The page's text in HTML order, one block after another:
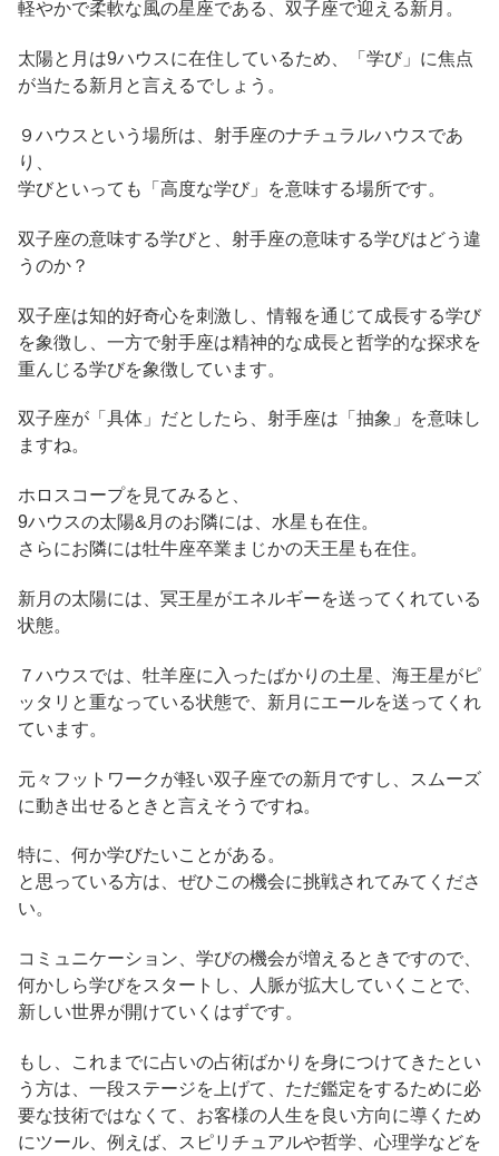
軽やかで柔軟な風の星座である、双子座で迎える新月。
太陽と月は9ハウスに在住しているため、「学び」に焦点
が当たる新月と言えるでしょう。
９ハウスという場所は、射手座のナチュラルハウスであ
り、
学びといっても「高度な学び」を意味する場所です。
双子座の意味する学びと、射手座の意味する学びはどう違
うのか？
双子座は知的好奇心を刺激し、情報を通じて成長する学び
を象徴し、一方で射手座は精神的な成長と哲学的な探求を
重んじる学びを象徴しています。
双子座が「具体」だとしたら、射手座は「抽象」を意味し
ますね。
ホロスコープを見てみると、
9ハウスの太陽&月のお隣には、水星も在住。
さらにお隣には牡牛座卒業まじかの天王星も在住。
新月の太陽には、冥王星がエネルギーを送ってくれている
状態。
７ハウスでは、牡羊座に入ったばかりの土星、海王星がピ
ッタリと重なっている状態で、新月にエールを送ってくれ
ています。
元々フットワークが軽い双子座での新月ですし、スムーズ
に動き出せるときと言えそうですね。
特に、何か学びたいことがある。
と思っている方は、ぜひこの機会に挑戦されてみてくださ
い。
コミュニケーション、学びの機会が増えるときですので、
何かしら学びをスタートし、人脈が拡大していくことで、
新しい世界が開けていくはずです。
もし、これまでに占いの占術ばかりを身につけてきたとい
う方は、一段ステージを上げて、ただ鑑定をするために必
要な技術ではなくて、お客様の人生を良い方向に導くため
にツール、例えば、スピリチュアルや哲学、心理学などを